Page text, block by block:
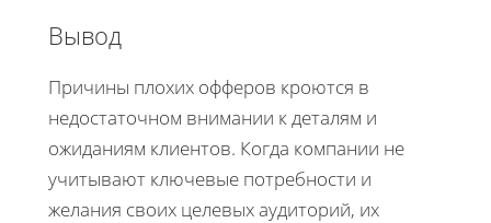
Вывод
Причины плохих офферов кроются в
недостаточном внимании к деталям и
ожиданиям клиентов. Когда компании не
учитывают ключевые потребности и
желания своих целевых аудиторий, их